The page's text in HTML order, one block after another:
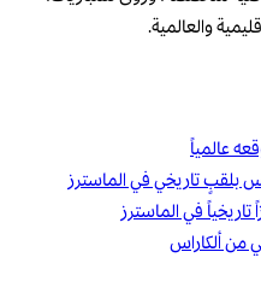
والعالمية.
عالمياً
بلقبٍ تاريخي في الماسترز
في الماسترز
من ألكاراس